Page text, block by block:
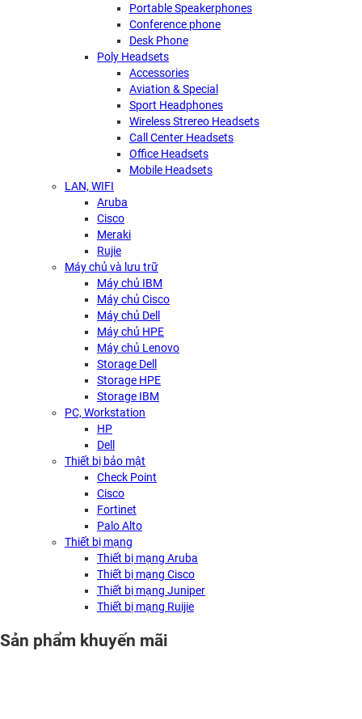
Portable Speakerphones
Conference phone
Desk Phone
Poly Headsets
Accessories
Aviation & Special
Sport Headphones
Wireless Strereo Headsets
Call Center Headsets
Office Headsets
Mobile Headsets
LAN, WIFI
Aruba
Cisco
Meraki
Rujie
Máy chủ và lưu trữ
Máy chủ IBM
Máy chủ Cisco
Máy chủ Dell
Máy chủ HPE
Máy chủ Lenovo
Storage Dell
Storage HPE
Storage IBM
PC, Workstation
HP
Dell
Thiết bị bảo mật
Check Point
Cisco
Fortinet
Palo Alto
Thiết bị mạng
Thiết bị mạng Aruba
Thiết bị mạng Cisco
Thiết bị mạng Juniper
Thiết bị mạng Ruijie
Sản phẩm khuyến mãi